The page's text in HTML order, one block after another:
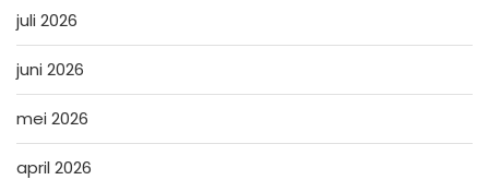
juli 2026
juni 2026
mei 2026
april 2026